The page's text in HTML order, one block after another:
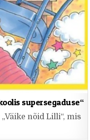
supersegaduse“
nõid Lilli“, mis